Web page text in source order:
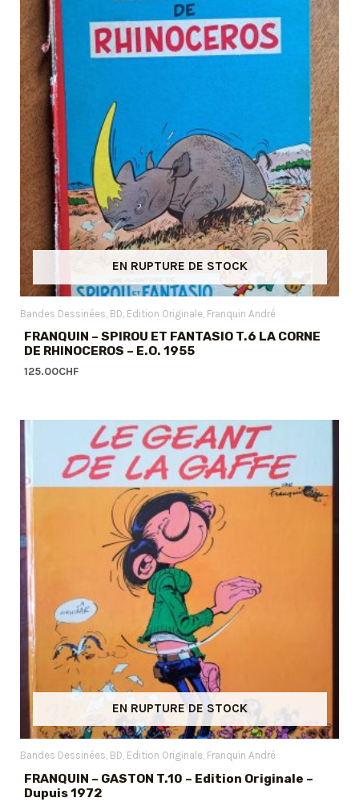
EN RUPTURE DE STOCK
Bandes Dessinées BD Edition Originale Franquin André
FRANQUIN – SPIROU ET FANTASIO T.6 LA CORNE
DE RHINOCEROS – E.O. 1955
125.00CHF
EN RUPTURE DE STOCK
Bandes Dessinées BD Edition Originale Franquin André
FRANQUIN – GASTON T.10 – Edition Originale –
Dupuis 1972